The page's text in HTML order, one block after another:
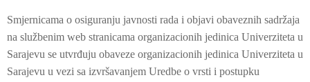
Smjernicama o osiguranju javnosti rada i objavi obaveznih sadržaja
na službenim web stranicama organizacionih jedinica Univerziteta u
Sarajevu se utvrđuju obaveze organizacionih jedinica Univerziteta u
Sarajevu u vezi sa izvršavanjem Uredbe o vrsti i postupku